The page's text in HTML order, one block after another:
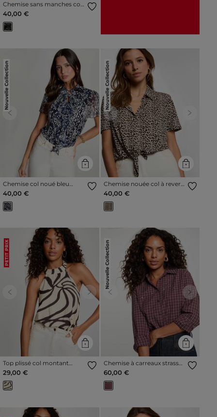
Chemise sans manches col
v noir femme
40,00 €
Nouvelle Collection
Previous Next
Chemise col noué bleu
marine femme
40,00 €
Nouvelle Collection
Previous Next
Chemise nouée col à revers
multicolore femme
40,00 €
PETIT PRIX
Previous Next
Top plissé col montant
multicolore femme
29,00 €
Nouvelle Collection
Previous Next
Chemise à carreaux strass
bordeaux femme
60,00 €